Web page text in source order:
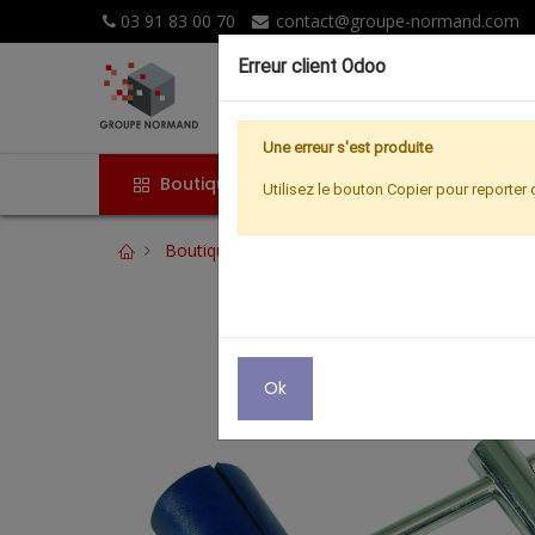
03 91 83 00 70 contact@groupe-normand.com
Boutique Accueil
Boutique
Erreur client Odoo
Une erreur s'est produite
Utilisez le bouton Copier pour reporter
Ok